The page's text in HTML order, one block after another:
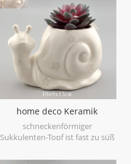
home deco Keramik
Schnecke Pflanzer
Blumenmuster Farbe
schneckenförmiger
Sukkulenten-Topf ist fast zu süß
Gesicht und einer schönen